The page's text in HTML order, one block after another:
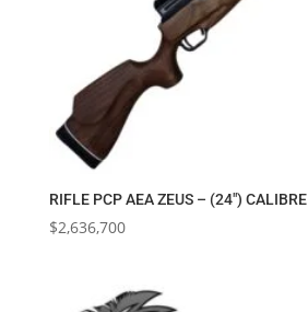
RIFLE PCP AEA ZEUS – (24″)
$2,636,700